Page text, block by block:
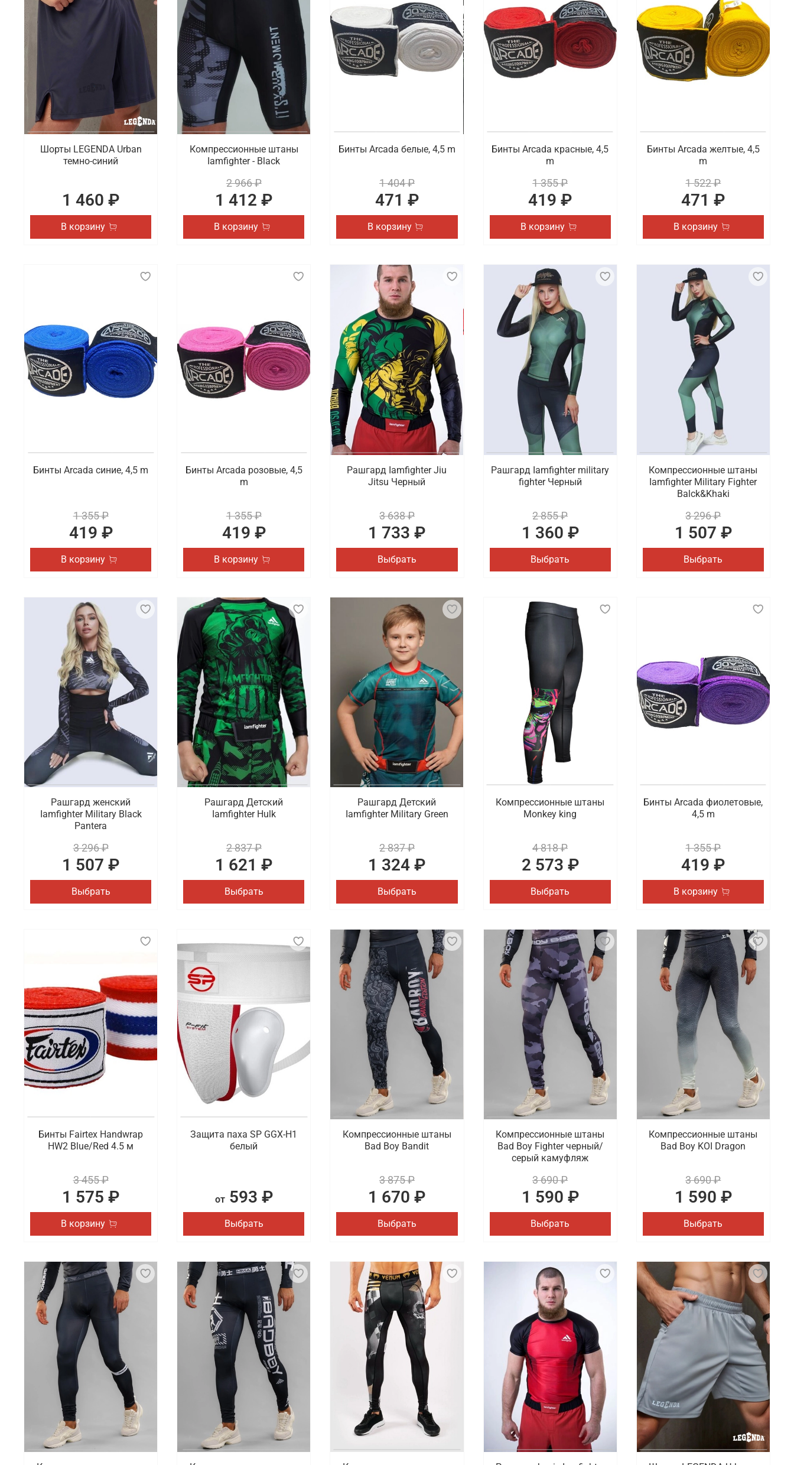
Шорты LEGENDA Urban
темно-синий
1 460 ₽
В корзину
Компрессионные штаны
Iamfighter - Black
2 966 ₽
1 412 ₽
В корзину
Бинты Arcada белые, 4,5 m
1 404 ₽
471 ₽
В корзину
Бинты Arcada красные, 4,5
m
1 355 ₽
419 ₽
В корзину
Бинты Arcada желтые, 4,5
m
1 522 ₽
471 ₽
В корзину
Бинты Arcada синие, 4,5 m
1 355 ₽
419 ₽
В корзину
Бинты Arcada розовые, 4,5
m
1 355 ₽
419 ₽
В корзину
Рашгард Iamfighter Jiu
Jitsu Черный
3 638 ₽
1 733 ₽
Выбрать
Рашгард Iamfighter military
fighter Черный
2 855 ₽
1 360 ₽
Выбрать
Компрессионные штаны
Iamfighter Military Fighter
Balck&Khaki
3 296 ₽
1 507 ₽
Выбрать
Рашгард женский
Iamfighter Military Black
Pantera
3 296 ₽
1 507 ₽
Выбрать
Рашгард Детский
Iamfighter Hulk
2 837 ₽
1 621 ₽
Выбрать
Рашгард Детский
Iamfighter Military Green
2 837 ₽
1 324 ₽
Выбрать
Компрессионные штаны
Monkey king
4 818 ₽
2 573 ₽
Выбрать
Бинты Arcada фиолетовые,
4,5 m
1 355 ₽
419 ₽
В корзину
Бинты Fairtex Handwrap
HW2 Blue/Red 4.5 м
3 455 ₽
1 575 ₽
В корзину
Защита паха SP GGX-H1
белый
от593 ₽
Выбрать
Компрессионные штаны
Bad Boy Bandit
3 875 ₽
1 670 ₽
Выбрать
Компрессионные штаны
Bad Boy Fighter черный/
серый камуфляж
3 690 ₽
1 590 ₽
Выбрать
Компрессионные штаны
Bad Boy KOI Dragon
3 690 ₽
1 590 ₽
Выбрать